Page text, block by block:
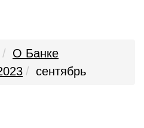
О Банке
сентябрь